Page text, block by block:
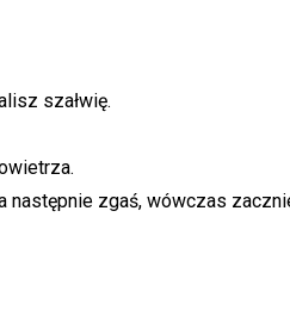
szałwię.
następnie zgaś, wówczas